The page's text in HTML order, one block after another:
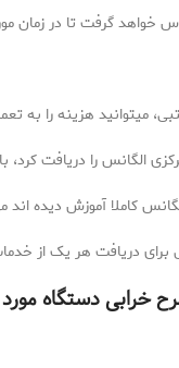
خواهد گرفت تا در زمان
میتوانید هزینه را به
الگانس را دریافت کرد،
کاملا آموزش دیده
دریافت هر یک از
خرابی دستگاه